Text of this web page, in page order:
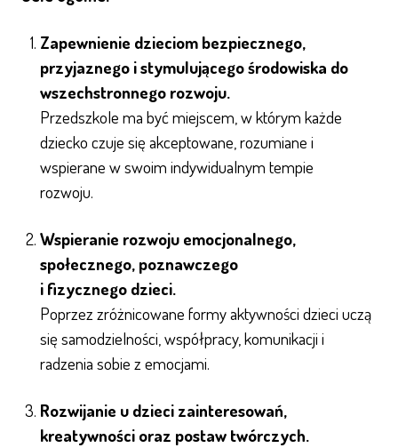
Zapewnienie dzieciom bezpiecznego,
przyjaznego i stymulującego środowiska do
wszechstronnego rozwoju.
Przedszkole ma być miejscem, w którym każde
dziecko czuje się akceptowane, rozumiane i
wspierane w swoim indywidualnym tempie
rozwoju.
Wspieranie rozwoju emocjonalnego,
społecznego, poznawczego
i fizycznego dzieci.
Poprzez zróżnicowane formy aktywności dzieci uczą
się samodzielności, współpracy, komunikacji i
radzenia sobie z emocjami.
Rozwijanie u dzieci zainteresowań,
kreatywności oraz postaw twórczych.